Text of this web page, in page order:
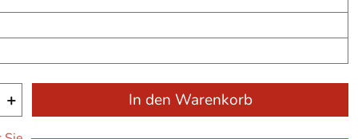
+ In den Warenkorb